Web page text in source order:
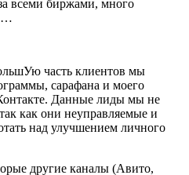
всеми биржами, много
часть клиентов мы
сарафана и моего
Данные лиды мы не
как они неуправляемые и
над улучшением личного
другие каналы (Авито,